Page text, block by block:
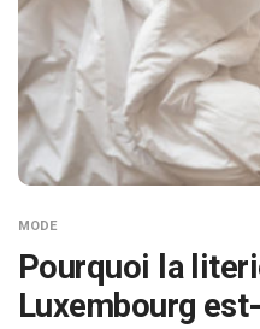
MODE
Pourquoi la
Luxembourg